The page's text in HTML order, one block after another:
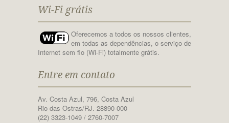
Wi-Fi grátis
Oferecemos a todos os nossos clientes,
em todas as dependências, o serviço de
Internet sem fio (Wi-Fi) totalmente grátis.
Entre em contato
Av. Costa Azul, 796, Costa Azul
Rio das Ostras/RJ. 28890-000
(22) 3323-1049 / 2760-7007